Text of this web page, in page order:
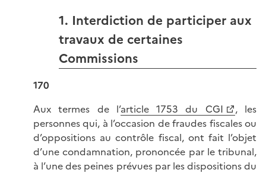
1. Interdiction de participer aux
travaux de certaines
Commissions
170
Aux termes de l’article 1753 du CGI
, les
personnes qui, à l’occasion de fraudes fiscales ou
d’oppositions au contrôle fiscal, ont fait l’objet
d’une condamnation, prononcée par le tribunal,
à l’une des peines prévues par les dispositions du